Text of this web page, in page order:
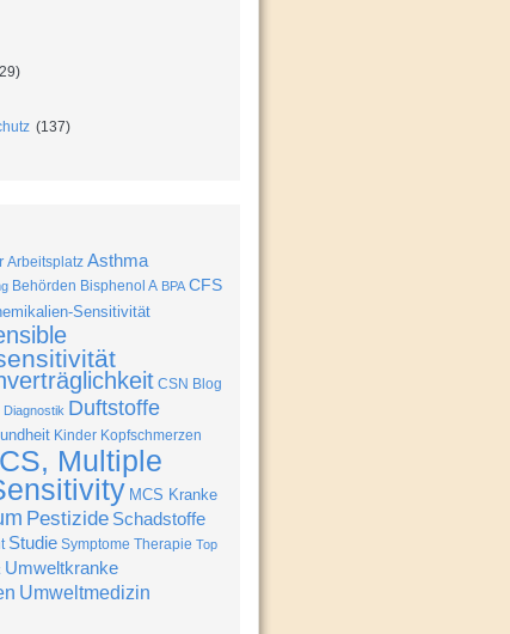
(137)
Arbeitsplatz Asthma
Behörden Bisphenol A BPA CFS
Sensitivität
CSN Blog
Diagnostik Duftstoffe
Kinder Kopfschmerzen
Multiple
MCS Kranke
Pestizide Schadstoffe
Studie Symptome Therapie Top
Umweltkranke
Umweltmedizin